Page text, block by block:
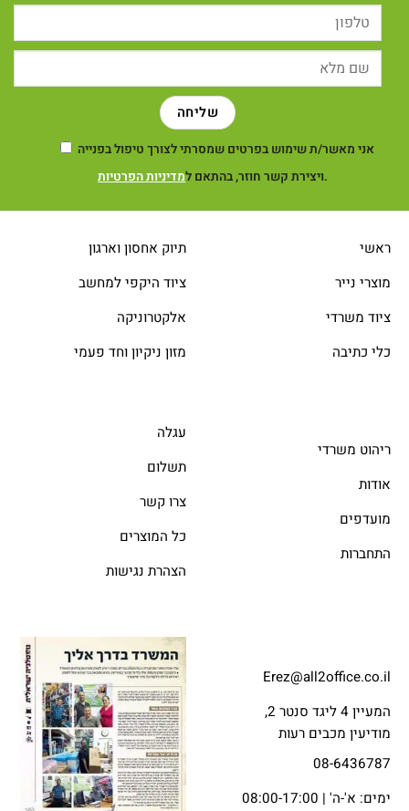
אני מאשר/ת שימוש בפרטים שמסרתי לצורך טיפול בפנייה
ויצירת קשר חוזר, בהתאם למדיניות הפרטיות .
ראשי
מוצרי נייר
ציוד משרדי
כלי כתיבה
תיוק אחסון וארגון
ציוד היקפי למחשב
אלקטרוניקה
מזון ניקיון וחד פעמי
ריהוט משרדי
אודות
מועדפים
התחברות
עגלה
תשלום
צרו קשר
כל המוצרים
הצהרת נגישות
Erez@all2office.co.il
המעיין 4 ליגד סנטר 2,
מודיעין מכבים רעות
08-6436787
ימים: א'-ה' | 08:00-17:00